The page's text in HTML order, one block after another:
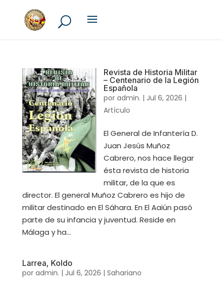
Revista de Historia Militar
– Centenario de la Legión
Española
por admin. | Jul 6, 2026 |
Artículo
El General de Infantería D.
Juan Jesús Muñoz
Cabrero, nos hace llegar
ésta revista de historia
militar, de la que es
director. El general Muñoz Cabrero es hijo de
militar destinado en El Sáhara. En El Aaiún pasó
parte de su infancia y juventud. Reside en
Málaga y ha...
Larrea, Koldo
por admin. | Jul 6, 2026 | Sahariano